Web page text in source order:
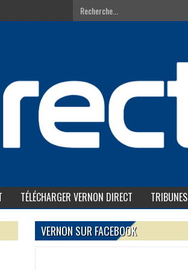
TÉLÉCHARGER VERNON DIRECT TRIBUNES
VERNON SUR FACEBOOK